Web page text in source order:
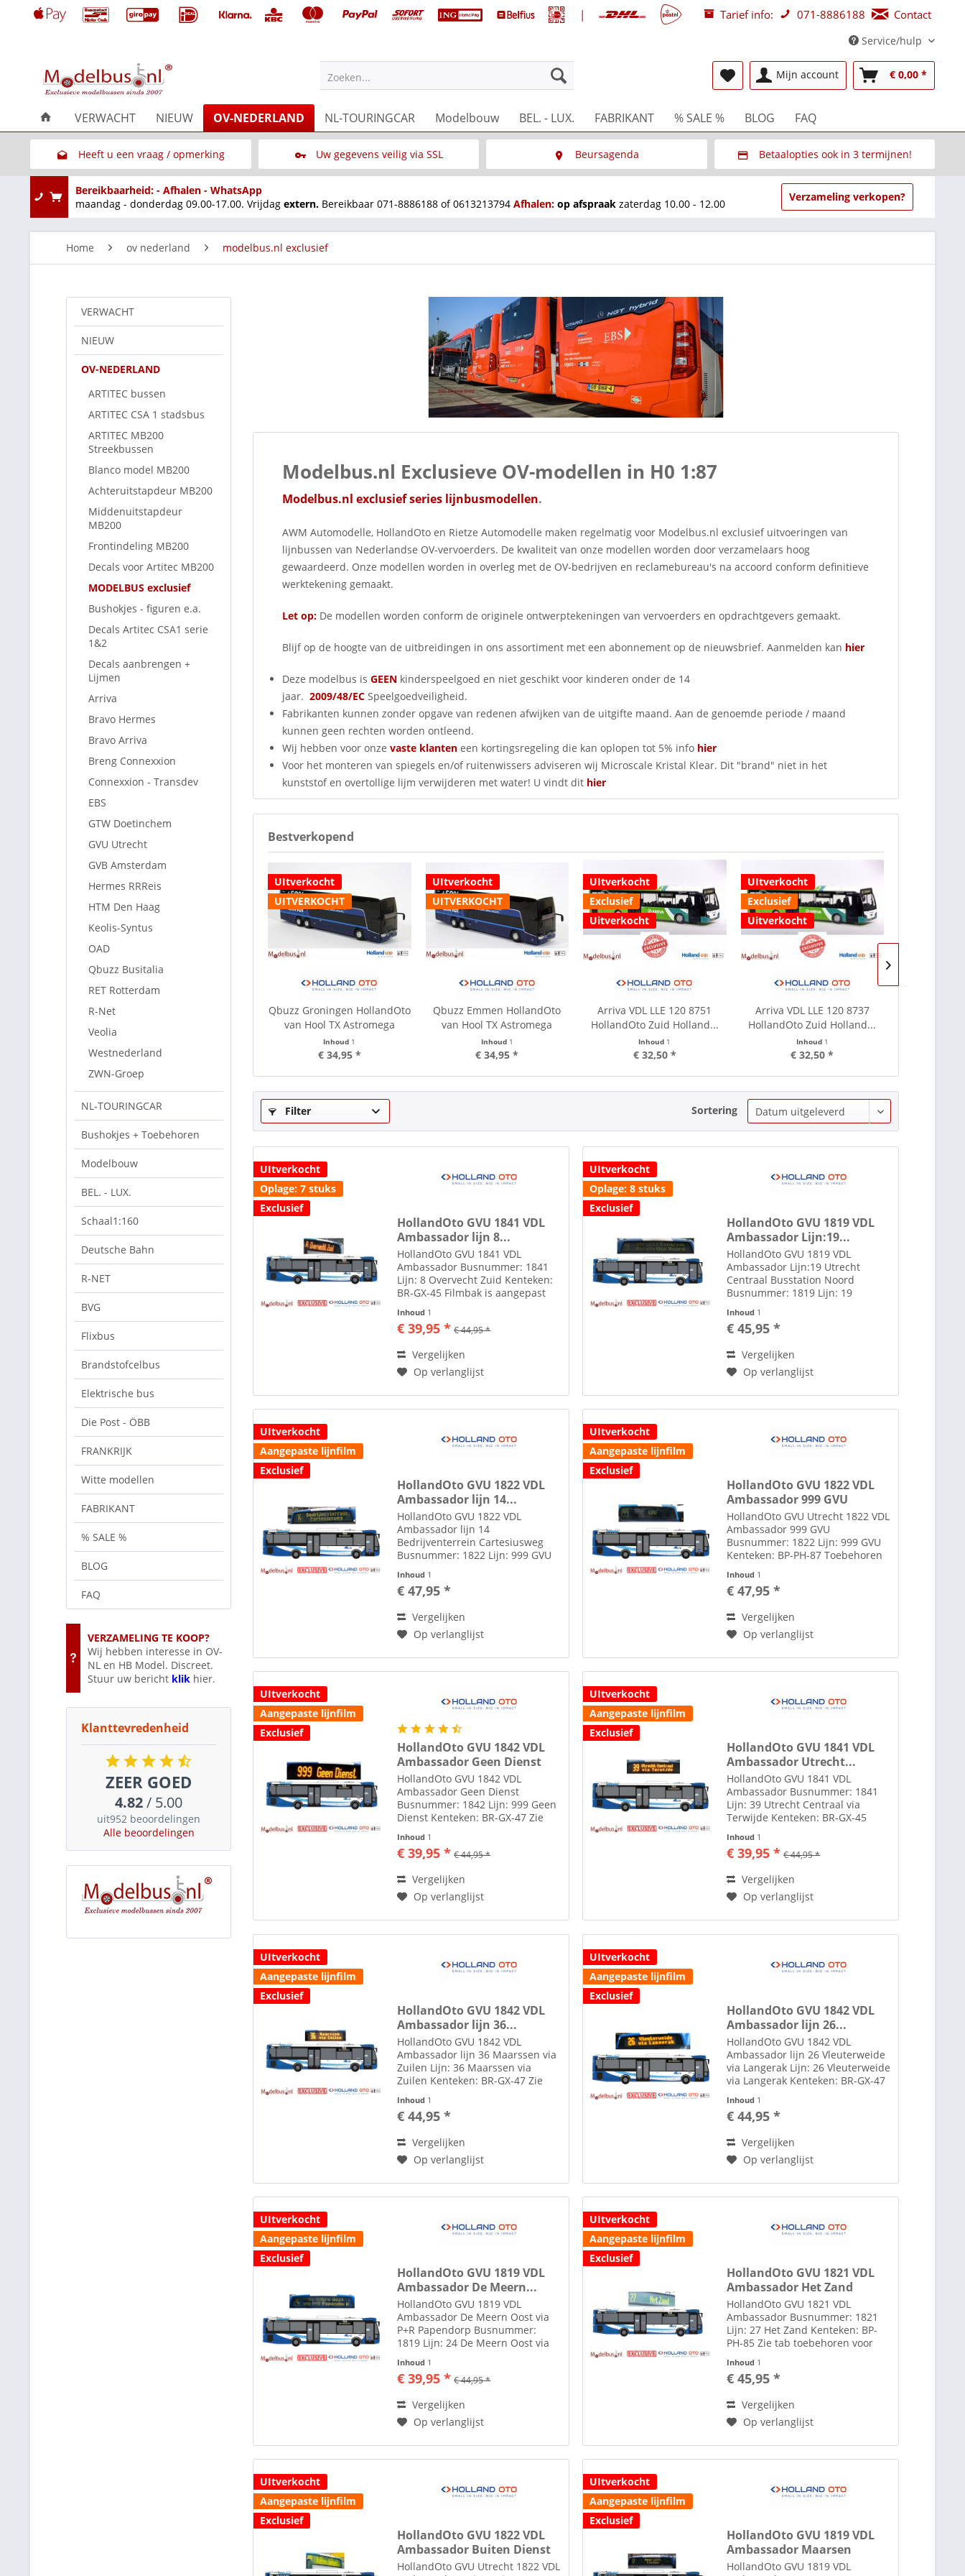
| Tarief info: 071-8886188 Contact
Service/hulp
Zoeken... Mijn account € 0,00 *
Heeft u een vraag / opmerking
Link naar het contactformulier
Uw gegevens veilig via SSL Beursagenda Betaalopties ook in 3 termijnen!
Via Multisafepay (veilig via SSL)
Bereikbaarheid: - Afhalen - WhatsApp
maandag - donderdag 09.00-17.00. Vrijdag extern. Bereikbaar 071-8886188 of 0613213794 Afhalen: op afspraak zaterdag 10.00 - 12.00
Verzameling verkopen?
Home ov nederland modelbus.nl exclusief
VERWACHT
NIEUW
OV-NEDERLAND
ARTITEC bussen
ARTITEC CSA 1 stadsbus
ARTITEC MB200
Streekbussen
Blanco model MB200
Achteruitstapdeur MB200
Middenuitstapdeur
MB200
Frontindeling MB200
Decals voor Artitec MB200
MODELBUS exclusief
Bushokjes - figuren e.a.
Decals Artitec CSA1 serie
1&2
Decals aanbrengen +
Lijmen
Arriva
Bravo Hermes
Bravo Arriva
Breng Connexxion
Connexxion - Transdev
EBS
GTW Doetinchem
GVU Utrecht
GVB Amsterdam
Hermes RRReis
HTM Den Haag
Keolis-Syntus
OAD
Qbuzz Busitalia
RET Rotterdam
R-Net
Veolia
Westnederland
ZWN-Groep
NL-TOURINGCAR
Bushokjes + Toebehoren
Modelbouw
BEL. - LUX.
Schaal1:160
Deutsche Bahn
R-NET
BVG
Flixbus
Brandstofcelbus
Elektrische bus
Die Post - ÖBB
FRANKRIJK
Witte modellen
FABRIKANT
% SALE %
BLOG
FAQ
VERZAMELING TE KOOP?
Wij hebben interesse in OV-
NL en HB Model. Discreet.
Stuur uw bericht klik hier.
Klanttevredenheid
ZEER GOED
4.82/ 5.00
uit952 beoordelingen
Alle beoordelingen
Modelbus.nl Exclusieve OV-modellen in H0 1:87
Modelbus.nl exclusief series lijnbusmodellen.
AWM Automodelle, HollandOto en Rietze Automodelle maken regelmatig voor Modelbus.nl exclusief uitvoeringen van
lijnbussen van Nederlandse OV-vervoerders. De kwaliteit van onze modellen worden door verzamelaars hoog
gewaardeerd. Onze modellen worden in overleg met de OV-bedrijven en reclamebureau's na accoord conform definitieve
werktekening gemaakt.
Let op: De modellen worden conform de originele ontwerptekeningen van vervoerders en opdrachtgevers gemaakt.
Blijf op de hoogte van de uitbreidingen in ons assortiment met een abonnement op de nieuwsbrief. Aanmelden kan hier
Deze modelbus is GEEN kinderspeelgoed en niet geschikt voor kinderen onder de 14
jaar. 2009/48/EC Speelgoedveiligheid.
Fabrikanten kunnen zonder opgave van redenen afwijken van de uitgifte maand. Aan de genoemde periode / maand
kunnen geen rechten worden ontleend.
Wij hebben voor onze vaste klanten een kortingsregeling die kan oplopen tot 5% info hier
Voor het monteren van spiegels en/of ruitenwissers adviseren wij Microscale Kristal Klear. Dit "brand" niet in het
kunststof en overtollige lijm verwijderen met water! U vindt dit hier
Bestverkopend
UItverkocht
UITVERKOCHT
Qbuzz Groningen HollandOto
van Hool TX Astromega
Inhoud 1
€ 34,95 *
UItverkocht
UITVERKOCHT
Qbuzz Emmen HollandOto
van Hool TX Astromega
Inhoud 1
€ 34,95 *
UItverkocht
Exclusief
Uitverkocht
Arriva VDL LLE 120 8751
HollandOto Zuid Holland...
Inhoud 1
€ 32,50 *
UItverkocht
Exclusief
Uitverkocht
Arriva VDL LLE 120 8737
HollandOto Zuid Holland...
Inhoud 1
€ 32,50 *
Filter Sortering
UItverkocht
Oplage: 7 stuks
Exclusief
HollandOto GVU 1841 VDL
Ambassador lijn 8...
HollandOto GVU 1841 VDL
Ambassador Busnummer: 1841
Lijn: 8 Overvecht Zuid Kenteken:
BR-GX-45 Filmbak is aangepast
op d ef Zie tab toebehoren voor
lijm om spiegels te plakken
Inhoud 1
€ 39,95 * € 44,95 *
Vergelijken
Op verlanglijst
UItverkocht
Oplage: 8 stuks
Exclusief
HollandOto GVU 1819 VDL
Ambassador Lijn:19...
HollandOto GVU 1819 VDL
Ambassador Lijn:19 Utrecht
Centraal Busstation Noord
Busnummer: 1819 Lijn: 19
Noord Kenteken: BP-PH-83
Toebehoren zoals spiegels etc.
Zie tab toebehoren...
Inhoud 1
€ 45,95 *
Vergelijken
Op verlanglijst
UItverkocht
Aangepaste lijnfilm
Exclusief
HollandOto GVU 1822 VDL
Ambassador lijn 14...
HollandOto GVU 1822 VDL
Ambassador lijn 14
Bedrijventerrein Cartesiusweg
Busnummer: 1822 Lijn: 999 GVU
Kenteken: BP-PH-87 Toebehoren
zoals spiegels etc. losbijgeleverd
in de verpakking Zie tab
te plakken...
Inhoud 1
€ 47,95 *
Vergelijken
Op verlanglijst
UItverkocht
Aangepaste lijnfilm
Exclusief
HollandOto GVU 1822 VDL
Ambassador 999 GVU
HollandOto GVU Utrecht 1822 VDL
Ambassador 999 GVU
Busnummer: 1822 Lijn: 999 GVU
Kenteken: BP-PH-87 Toebehoren
zoals spiegels etc. losbijgeleverd
in de verpakking Zie tab
toebehoren voor lijm om spiegels
Inhoud 1
€ 47,95 *
Vergelijken
Op verlanglijst
UItverkocht
Aangepaste lijnfilm
Exclusief
HollandOto GVU 1842 VDL
Ambassador Geen Dienst
HollandOto GVU 1842 VDL
Ambassador Geen Dienst
Busnummer: 1842 Lijn: 999 Geen
Dienst Kenteken: BR-GX-47 Zie
tab toebehoren voor lijm om
spiegels te plakken Toebehoren
zoals spiegels etc. losbijgeleverd
tussen...
Inhoud 1
€ 39,95 * € 44,95 *
Vergelijken
Op verlanglijst
UItverkocht
Aangepaste lijnfilm
Exclusief
HollandOto GVU 1841 VDL
Ambassador Utrecht...
HollandOto GVU 1841 VDL
Ambassador Busnummer: 1841
Lijn: 39 Utrecht Centraal via
Terwijde Kenteken: BR-GX-45
Filmbak is aangepast naar de
juiste bestemming. Stond op d ef
Zie tab toebehoren voor lijm om
Inhoud 1
€ 39,95 * € 44,95 *
Vergelijken
Op verlanglijst
UItverkocht
Aangepaste lijnfilm
Exclusief
HollandOto GVU 1842 VDL
Ambassador lijn 36...
HollandOto GVU 1842 VDL
Ambassador lijn 36 Maarssen via
Zuilen Lijn: 36 Maarssen via
Zuilen Kenteken: BR-GX-47 Zie
spiegels te plakken Toebehoren
zoals spiegels etc. losbijgeleverd
Inhoud 1
€ 44,95 *
Vergelijken
Op verlanglijst
UItverkocht
Aangepaste lijnfilm
Exclusief
HollandOto GVU 1842 VDL
Ambassador lijn 26...
HollandOto GVU 1842 VDL
Ambassador lijn 26 Vleuterweide
via Langerak Lijn: 26 Vleuterweide
via Langerak Kenteken: BR-GX-47
spiegels te plakken Toebehoren
zoals spiegels etc. losbijgeleverd
Inhoud 1
€ 44,95 *
Vergelijken
Op verlanglijst
UItverkocht
Aangepaste lijnfilm
Exclusief
HollandOto GVU 1819 VDL
Ambassador De Meern...
HollandOto GVU 1819 VDL
Ambassador De Meern Oost via
P+R Papendorp Busnummer:
1819 Lijn: 24 De Meern Oost via
P+R Papendorp Kenteken: BP-PH-
83 Toebehoren zoals spiegels etc.
losbijgeleverd in de verpakking
Inhoud 1
€ 39,95 * € 44,95 *
Vergelijken
Op verlanglijst
UItverkocht
Aangepaste lijnfilm
Exclusief
HollandOto GVU 1821 VDL
Ambassador Het Zand
HollandOto GVU 1821 VDL
Ambassador Busnummer: 1821
Lijn: 27 Het Zand Kenteken: BP-
PH-85 Zie tab toebehoren voor
lijm om spiegels te plakken
Toebehoren zoals spiegels etc.
losbijgeleverd in de verpakking.
de...
Inhoud 1
€ 45,95 *
Vergelijken
Op verlanglijst
UItverkocht
Aangepaste lijnfilm
Exclusief
HollandOto GVU 1822 VDL
Ambassador Buiten Dienst
HollandOto GVU Utrecht 1822 VDL
UItverkocht
Aangepaste lijnfilm
Exclusief
HollandOto GVU 1819 VDL
Ambassador Maarsen
Station
HollandOto GVU 1819 VDL